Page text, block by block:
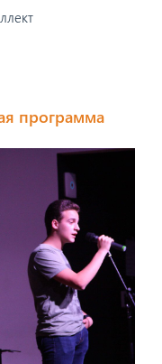
программа